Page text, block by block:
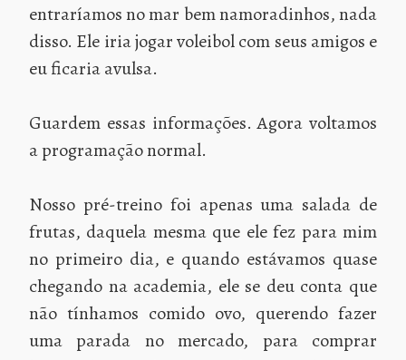
entraríamos no mar bem namoradinhos, nada
disso. Ele iria jogar voleibol com seus amigos e
eu ficaria avulsa.
Guardem essas informações. Agora voltamos
a programação normal.
Nosso pré-treino foi apenas uma salada de
frutas, daquela mesma que ele fez para mim
no primeiro dia, e quando estávamos quase
chegando na academia, ele se deu conta que
não tínhamos comido ovo, querendo fazer
uma parada no mercado, para comprar